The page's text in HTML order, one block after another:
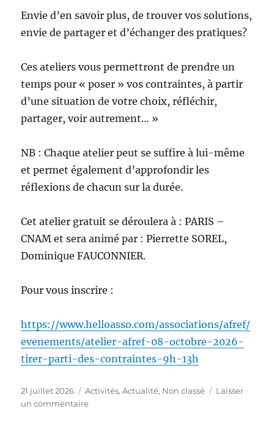
Envie d’en savoir plus, de trouver vos solutions,
envie de partager et d’échanger des pratiques?
Ces ateliers vous permettront de prendre un
temps pour « poser » vos contraintes, à partir
d’une situation de votre choix, réfléchir,
partager, voir autrement… »
NB : Chaque atelier peut se suffire à lui-même
et permet également d’approfondir les
réflexions de chacun sur la durée.
Cet atelier gratuit se déroulera à : PARIS –
CNAM et sera animé par : Pierrette SOREL,
Dominique FAUCONNIER.
Pour vous inscrire :
https://www.helloasso.com/associations/afref/
evenements/atelier-afref-08-octobre-2026-
tirer-parti-des-contraintes-9h-13h
Publié
le
21 juillet 2026 Catégories
Activités,Actualité, Non classé
Laisser
un commentairesur